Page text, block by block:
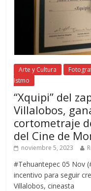
Arte y Cultura
Istmo
“Xquipi” del
Villalobos,
cortometraje
del Cine de
noviembre 5, 2023
#Tehuantepec 05 Nov
incentivo para seguir
Villalobos, cineasta